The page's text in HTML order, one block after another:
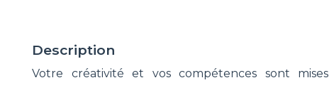
Description
Votre créativité et vos compétences sont